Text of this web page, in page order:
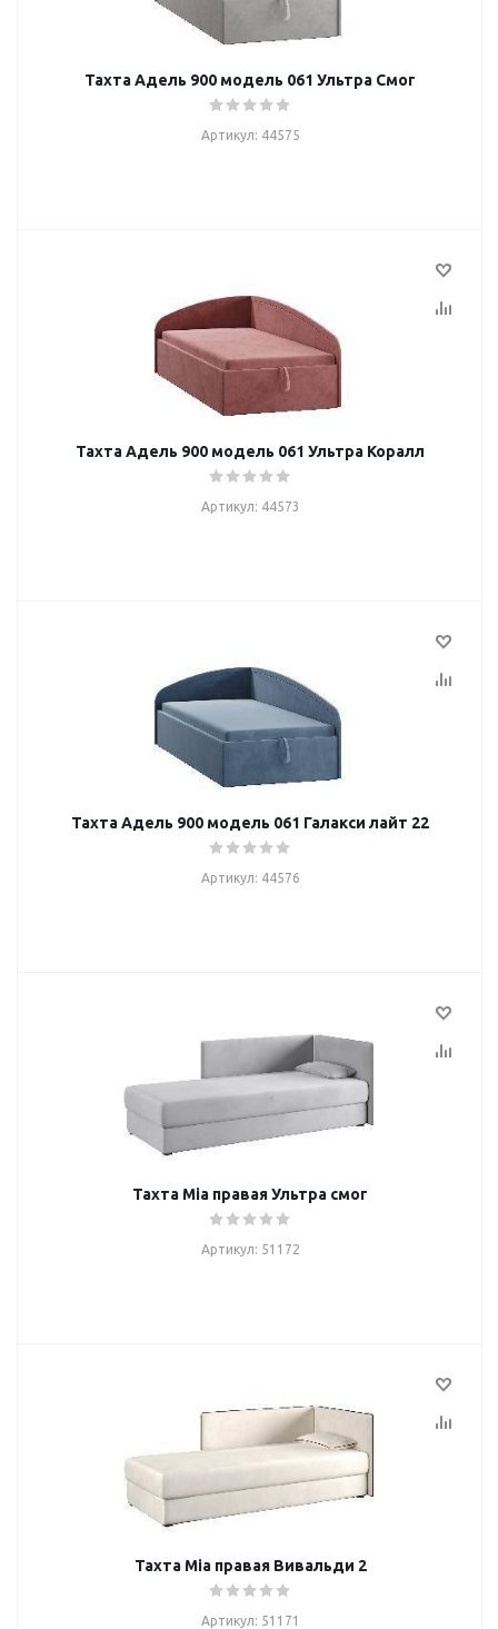
Тахта Адель 900 модель 061 Ультра Смог
Артикул: 44575
Тахта Адель 900 модель 061 Ультра Коралл
Артикул: 44573
Тахта Адель 900 модель 061 Галакси лайт 22
Артикул: 44576
Тахта Mia правая Ультра смог
Артикул: 51172
Тахта Mia правая Вивальди 2
Артикул: 51171